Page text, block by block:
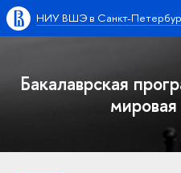
НИУ ВШЭ в Санкт-
Бакалаврская